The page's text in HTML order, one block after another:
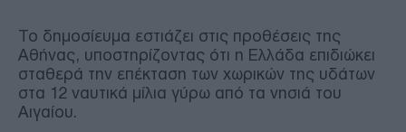
Το δημοσίευμα εστιάζει στις προθέσεις της
Αθήνας, υποστηρίζοντας ότι η Ελλάδα επιδιώκει
σταθερά την επέκταση των χωρικών της υδάτων
στα 12 ναυτικά μίλια γύρω από τα νησιά του
Αιγαίου.